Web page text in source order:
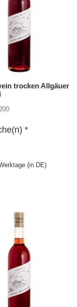
trocken Allgäuer
*
(in DE)